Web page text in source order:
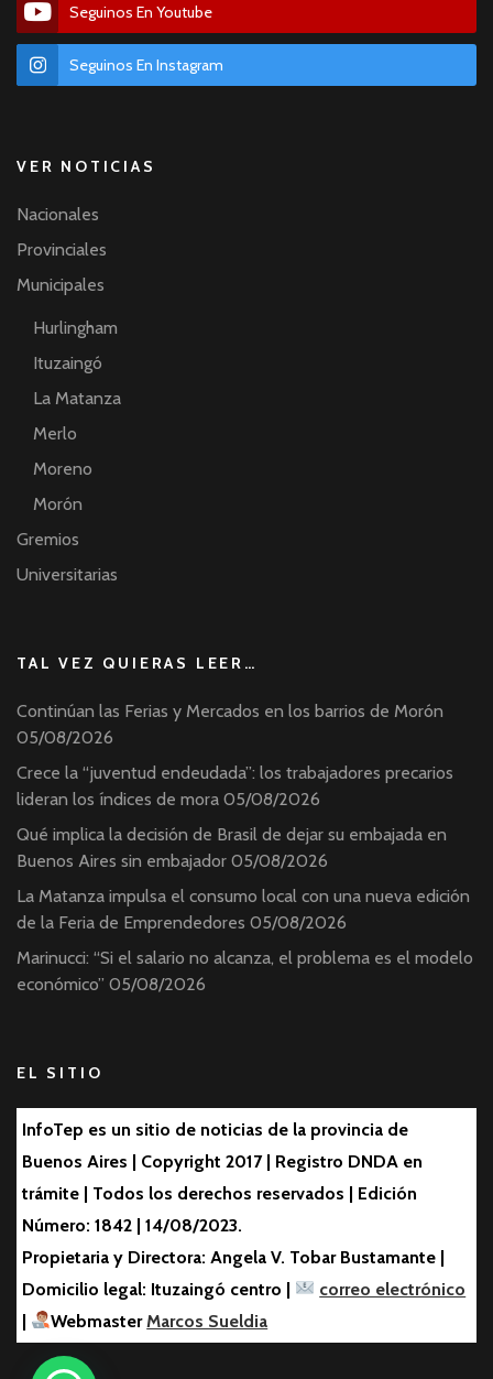
Seguinos En Youtube
Seguinos En Instagram
VER NOTICIAS
Nacionales
Provinciales
Municipales
Hurlingham
Ituzaingó
La Matanza
Merlo
Moreno
Morón
Gremios
Universitarias
TAL VEZ QUIERAS LEER…
Continúan las Ferias y Mercados en los barrios de Morón
05/08/2026
Crece la “juventud endeudada”: los trabajadores precarios
lideran los índices de mora 05/08/2026
Qué implica la decisión de Brasil de dejar su embajada en
Buenos Aires sin embajador 05/08/2026
La Matanza impulsa el consumo local con una nueva edición
de la Feria de Emprendedores 05/08/2026
Marinucci: “Si el salario no alcanza, el problema es el modelo
económico” 05/08/2026
EL SITIO
InfoTep es un sitio de noticias de la provincia de
Buenos Aires | Copyright 2017 | Registro DNDA en
trámite | Todos los derechos reservados | Edición
Número: 1842 | 14/08/2023.
Propietaria y Directora: Angela V. Tobar Bustamante |
Domicilio legal: Ituzaingó centro |
correo electrónico
|
Webmaster Marcos Sueldia